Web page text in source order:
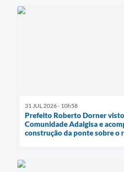
31 JUL 2026 - 10h58
Prefeito Roberto Dorner
Comunidade Adalgisa e
construção da ponte sobre o